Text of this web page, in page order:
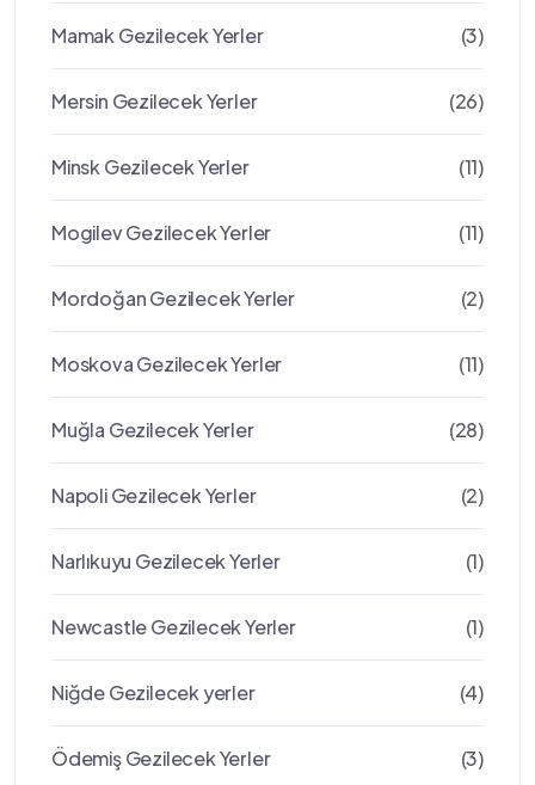
Mamak Gezilecek Yerler (3)
Mersin Gezilecek Yerler (26)
Minsk Gezilecek Yerler (11)
Mogilev Gezilecek Yerler (11)
Mordoğan Gezilecek Yerler (2)
Moskova Gezilecek Yerler (11)
Muğla Gezilecek Yerler (28)
Napoli Gezilecek Yerler (2)
Narlıkuyu Gezilecek Yerler (1)
Newcastle Gezilecek Yerler (1)
Niğde Gezilecek yerler (4)
Ödemiş Gezilecek Yerler (3)